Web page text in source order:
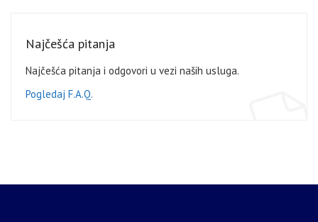
Najčešća pitanja
Najčešća pitanja i odgovori u vezi naših usluga.
Pogledaj F.A.Q.